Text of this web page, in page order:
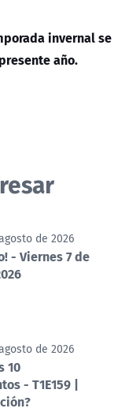
invernal se
año.
de 2026
- Viernes 7 de
de 2026
10
- T1E159 |